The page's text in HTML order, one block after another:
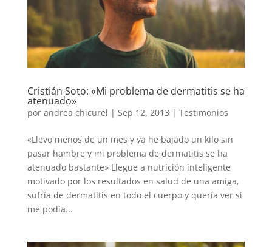
Cristián Soto: «Mi problema de dermatitis se ha
atenuado»
por andrea chicurel | Sep 12, 2013 | Testimonios
«Llevo menos de un mes y ya he bajado un kilo sin
pasar hambre y mi problema de dermatitis se ha
atenuado bastante» Llegue a nutrición inteligente
motivado por los resultados en salud de una amiga,
sufría de dermatitis en todo el cuerpo y quería ver si
me podía...